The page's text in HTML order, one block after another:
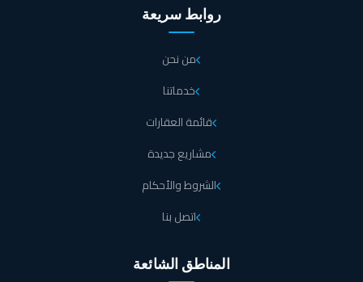
روابط سريعة
من نحن
خدماتنا
قائمة العقارات
مشاريع جديدة
الشروط والأحكام
اتصل بنا
المناطق الشائعة